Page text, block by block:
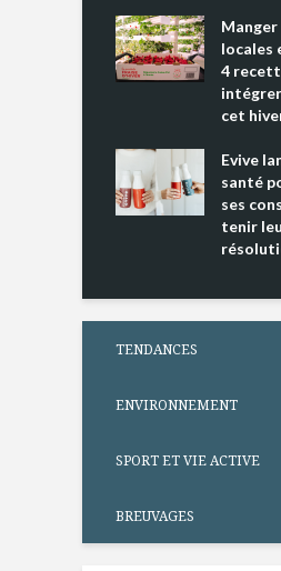
locales
4
cet
Evive
santé
ses
tenir
TENDANCES
ENVIRONNEMENT
SPORT ET VIE ACTIVE
BREUVAGES